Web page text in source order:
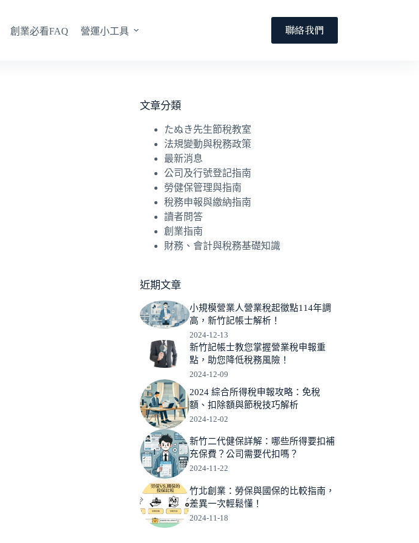
創業必看FAQ 營運小工具 聯絡我們
文章分類
たぬき先生節稅教室
法規變動與稅務政策
最新消息
公司及行號登記指南
勞健保管理與指南
稅務申報與繳納指南
讀者問答
創業指南
財務、會計與稅務基礎知識
近期文章
小規模營業人營業稅起徵點114年調
高，新竹記帳士解析！
2024-12-13
新竹記帳士教您掌握營業稅申報重
點，助您降低稅務風險！
2024-12-09
2024 綜合所得稅申報攻略：免稅
額、扣除額與節稅技巧解析
2024-12-02
新竹二代健保詳解：哪些所得要扣補
充保費？公司需要代扣嗎？
2024-11-22
竹北創業：勞保與國保的比較指南，
差異一次輕鬆懂！
2024-11-18